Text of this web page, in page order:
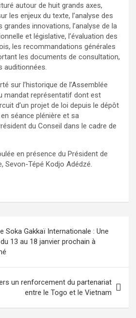
autour de huit grands axes,
les enjeux du texte, l’analyse des
grandes innovations, l’analyse de la
et législative, l’évaluation des
les recommandations générales
les documents de consultation,
auditionnées.
sur l’historique de l’Assemblée
mandat représentatif dont est
d’un projet de loi depuis le dépôt
séance plénière et sa
du Conseil dans le cadre de
en présence du Président de
Sevon-Tépé Kodjo Adédzé.
Soka Gakkaï Internationale : Une
13 au 18 janvier prochain à
un renforcement du partenariat
entre le Togo et le Vietnam